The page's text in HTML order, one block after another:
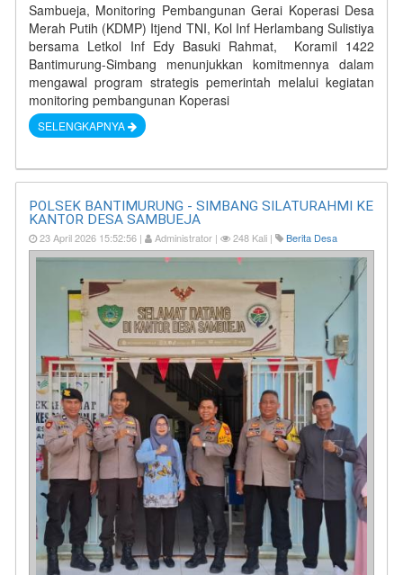
Sambueja, Monitoring Pembangunan Gerai Koperasi Desa
Merah Putih (KDMP) Itjend TNI, Kol Inf Herlambang Sulistiya
bersama Letkol Inf Edy Basuki Rahmat, Koramil 1422
Bantimurung-Simbang menunjukkan komitmennya dalam
mengawal program strategis pemerintah melalui kegiatan
monitoring pembangunan Koperasi
SELENGKAPNYA
POLSEK BANTIMURUNG - SIMBANG SILATURAHMI KE
KANTOR DESA SAMBUEJA
23 April 2026 15:52:56 | Administrator | 248 Kali | Berita Desa